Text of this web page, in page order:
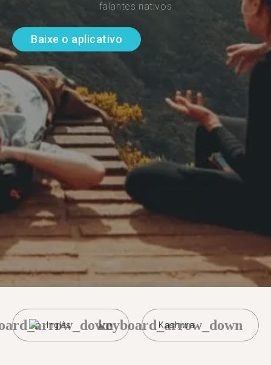
falantes nativos
Baixe o aplicativo
Inglês Kashiwa
keyboard_arrow_down